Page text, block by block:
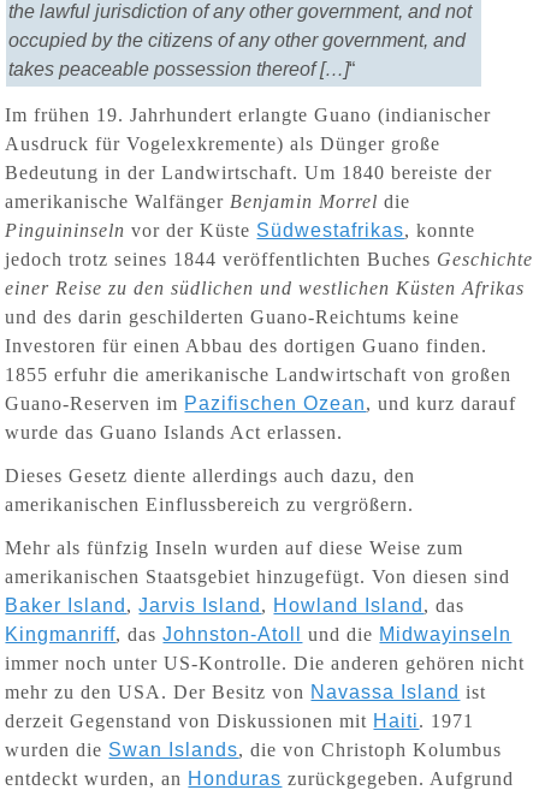
the lawful jurisdiction of any other government, and not
occupied by the citizens of any other government, and
takes peaceable possession thereof […]“
Im frühen 19. Jahrhundert erlangte Guano (indianischer
Ausdruck für Vogelexkremente) als Dünger große
Bedeutung in der Landwirtschaft. Um 1840 bereiste der
amerikanische WalfängerBenjamin Morrel die
Pinguininseln vor der Küste Südwestafrikas, konnte
jedoch trotz seines 1844 veröffentlichten Buches Geschichte
einer Reise zu den südlichen und westlichen Küsten Afrikas
und des darin geschilderten Guano-Reichtums keine
Investoren für einen Abbau des dortigen Guano finden.
1855 erfuhr die amerikanische Landwirtschaft von großen
Guano-Reserven im Pazifischen Ozean, und kurz darauf
wurde das Guano Islands Act erlassen.
Dieses Gesetz diente allerdings auch dazu, den
amerikanischen Einflussbereich zu vergrößern.
Mehr als fünfzig Inseln wurden auf diese Weise zum
amerikanischen Staatsgebiet hinzugefügt. Von diesen sind
Baker Island ,Jarvis Island , Howland Island , das
Kingmanriff, dasJohnston-Atoll und die Midwayinseln
immer noch unter US-Kontrolle. Die anderen gehören nicht
mehr zu den USA. Der Besitz von Navassa Island ist
derzeit Gegenstand von Diskussionen mit Haiti. 1971
wurden die Swan Islands, die von Christoph Kolumbus
entdeckt wurden, an Honduras zurückgegeben. Aufgrund